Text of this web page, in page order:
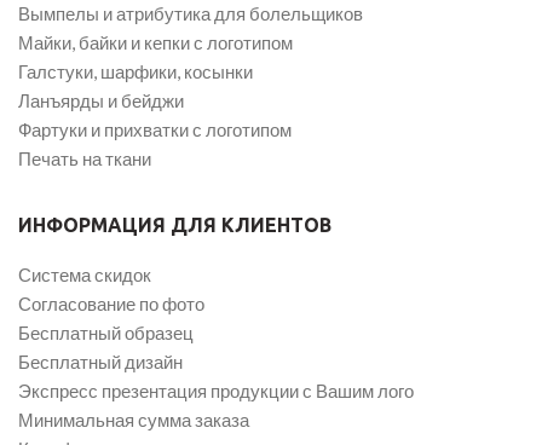
Вымпелы и атрибутика для болельщиков
Майки, байки и кепки с логотипом
Галстуки, шарфики, косынки
Ланъярды и бейджи
Фартуки и прихватки с логотипом
Печать на ткани
ИНФОРМАЦИЯ ДЛЯ КЛИЕНТОВ
Система скидок
Согласование по фото
Бесплатный образец
Бесплатный дизайн
Экспресс презентация продукции с Вашим лого
Минимальная сумма заказа